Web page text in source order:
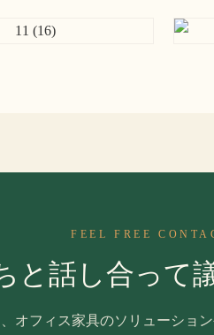
FEEL FREE
と話し合って
オフィス家具のソリューショ